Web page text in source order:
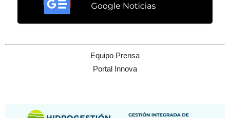
Equipo Prensa
Portal Innova